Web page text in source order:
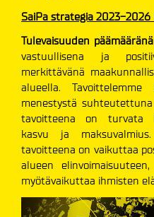
SaiPa strategia 2023-
Tulevaisuuden
vastuullisena ja
merkittävänä
alueella.
menestystä
tavoitteena on turvata
kasvu ja
tavoitteena on vaikuttaa
alueen
myötävaikuttaa ihmisten